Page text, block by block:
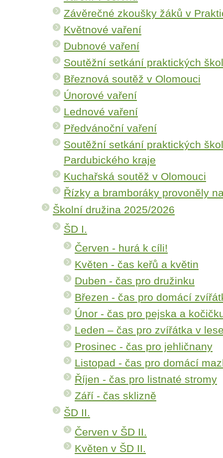
Závěrečné zkoušky žáků v
Květnové vaření
Dubnové vaření
Soutěžní setkání praktických
Březnová soutěž v Olomouci
Únorové vaření
Lednové vaření
Předvánoční vaření
Soutěžní setkání praktických
Pardubického kraje
Kuchařská soutěž v Olomouci
Řízky a bramboráky provoněly
Školní družina 2025/2026
ŠD I.
Červen - hurá k cíli!
Květen - čas keřů a květin
Duben - čas pro družinku
Březen - čas pro domácí
Únor - čas pro pejska a
Leden – čas pro zvířátka v
Prosinec - čas pro jehličnany
Listopad - čas pro domácí
Říjen - čas pro listnaté stromy
Září - čas sklizně
ŠD II.
Červen v ŠD II.
Květen v ŠD II.